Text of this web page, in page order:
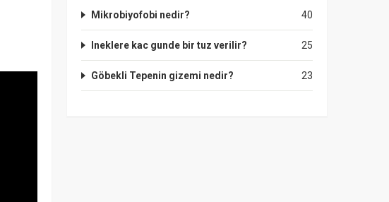
40
Mikrobiyofobi nedir?
25
Ineklere kac gunde bir tuz verilir?
23
Göbekli Tepenin gizemi nedir?